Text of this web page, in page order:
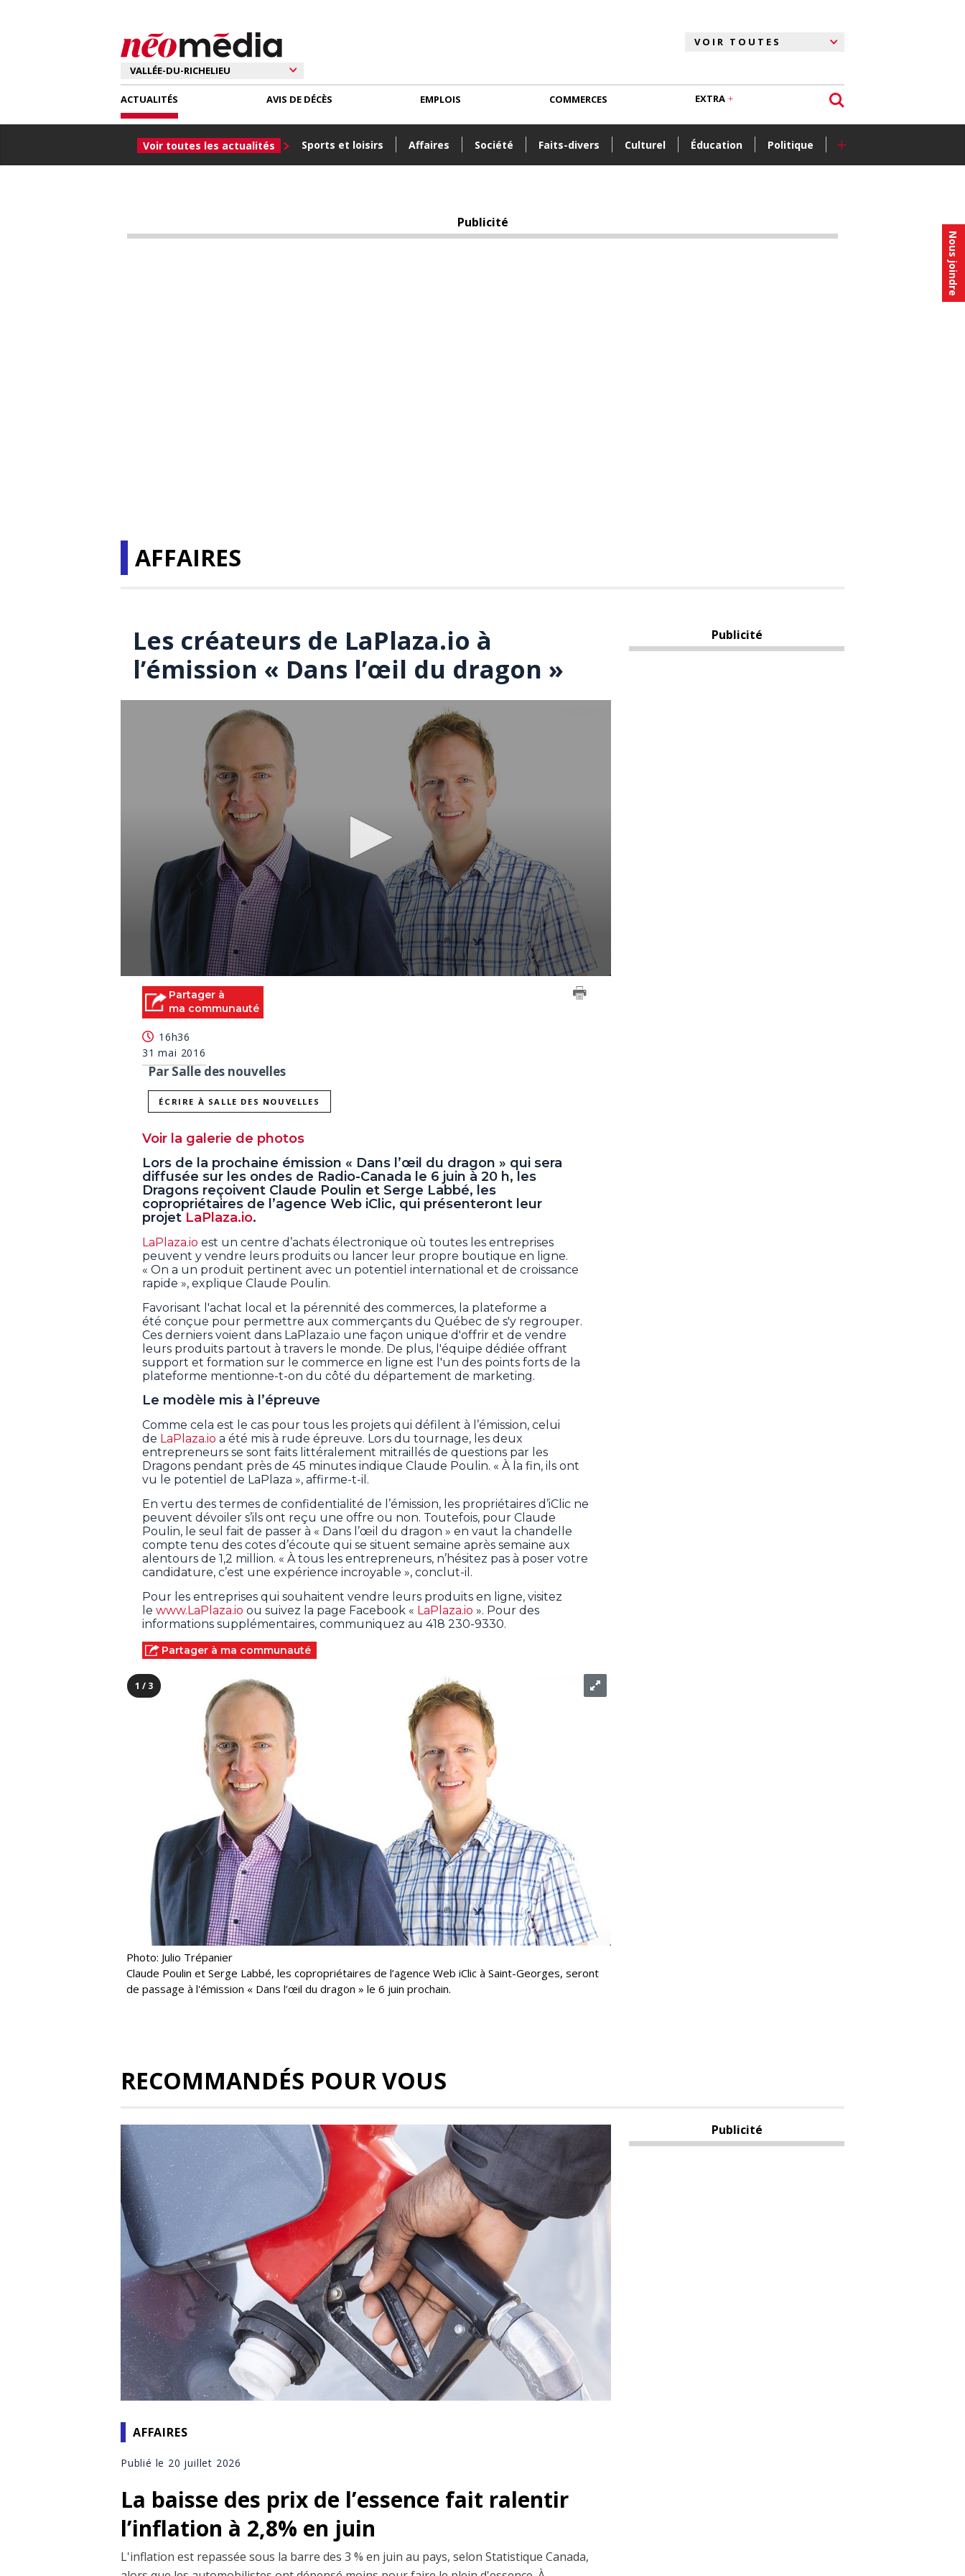
Nous joindre
ACTUALITÉS
Voir toutes les actualités Sports et loisirs Affaires Société Faits-divers Culturel Éducation Politique +
AVIS DE DÉCÈS EMPLOIS COMMERCES EXTRA
Publicité
AFFAIRES
Les créateurs de LaPlaza.io à
l’émission « Dans l’œil du dragon »
seconds
90%
Partager à
ma communauté
16h36
31 mai 2016
Par Salle des nouvelles
ÉCRIRE À SALLE DES NOUVELLES
Voir la galerie de photos
Lors de la prochaine émission « Dans l’œil du dragon » qui sera
diffusée sur les ondes de Radio-Canada le 6 juin à 20 h, les
Dragons reçoivent Claude Poulin et Serge Labbé, les
copropriétaires de l’agence Web iClic, qui présenteront leur
projet LaPlaza.io.
LaPlaza.io est un centre d’achats électronique où toutes les entreprises
peuvent y vendre leurs produits ou lancer leur propre boutique en ligne.
« On a un produit pertinent avec un potentiel international et de croissance
rapide », explique Claude Poulin.
Favorisant l'achat local et la pérennité des commerces, la plateforme a
été conçue pour permettre aux commerçants du Québec de s'y regrouper.
Ces derniers voient dans LaPlaza.io une façon unique d'offrir et de vendre
leurs produits partout à travers le monde. De plus, l'équipe dédiée offrant
support et formation sur le commerce en ligne est l'un des points forts de la
plateforme mentionne-t-on du côté du département de marketing.
Le modèle mis à l’épreuve
Comme cela est le cas pour tous les projets qui défilent à l’émission, celui
de LaPlaza.io a été mis à rude épreuve. Lors du tournage, les deux
entrepreneurs se sont faits littéralement mitraillés de questions par les
Dragons pendant près de 45 minutes indique Claude Poulin. « À la fin, ils ont
vu le potentiel de LaPlaza », affirme-t-il.
En vertu des termes de confidentialité de l’émission, les propriétaires d’iClic ne
peuvent dévoiler s’ils ont reçu une offre ou non. Toutefois, pour Claude
Poulin, le seul fait de passer à « Dans l’œil du dragon » en vaut la chandelle
compte tenu des cotes d’écoute qui se situent semaine après semaine aux
alentours de 1,2 million. « À tous les entrepreneurs, n’hésitez pas à poser votre
candidature, c’est une expérience incroyable », conclut-il.
Pour les entreprises qui souhaitent vendre leurs produits en ligne, visitez
le www.LaPlaza.io ou suivez la page Facebook « LaPlaza.io ». Pour des
informations supplémentaires, communiquez au 418 230-9330.
Partager à ma communauté
1 / 3
Photo: Julio Trépanier
Claude Poulin et Serge Labbé, les copropriétaires de l’agence Web iClic à Saint-Georges, seront
de passage à l'émission « Dans l’œil du dragon » le 6 juin prochain.
Publicité
RECOMMANDÉS POUR VOUS
AFFAIRES
Publié le 20 juillet 2026
La baisse des prix de l’essence fait ralentir
l’inflation à 2,8% en juin
L'inflation est repassée sous la barre des 3 % en juin au pays, selon Statistique Canada,
Publicité